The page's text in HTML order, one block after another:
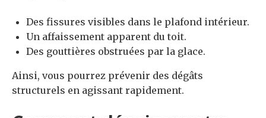
Des fissures visibles dans le plafond intérieur.
Un affaissement apparent du toit.
Des gouttières obstruées par la glace.
Ainsi, vous pourrez prévenir des dégâts
structurels en agissant rapidement.